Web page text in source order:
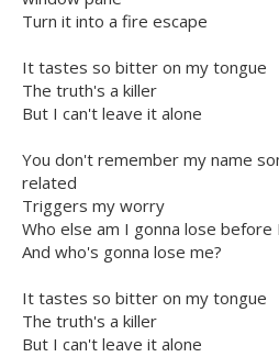
Turn it into a fire escape
It tastes so bitter on my tongue
The truth's a killer
But I can't leave it alone
You don't remember my name
related
Triggers my worry
Who else am I gonna lose before
And who's gonna lose me?
It tastes so bitter on my tongue
The truth's a killer
But I can't leave it alone